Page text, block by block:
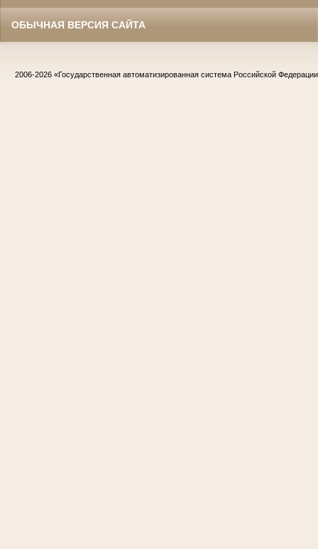
ОБЫЧНАЯ ВЕРСИЯ САЙТА
2006-2026 «Государственная автоматизированная система Российской